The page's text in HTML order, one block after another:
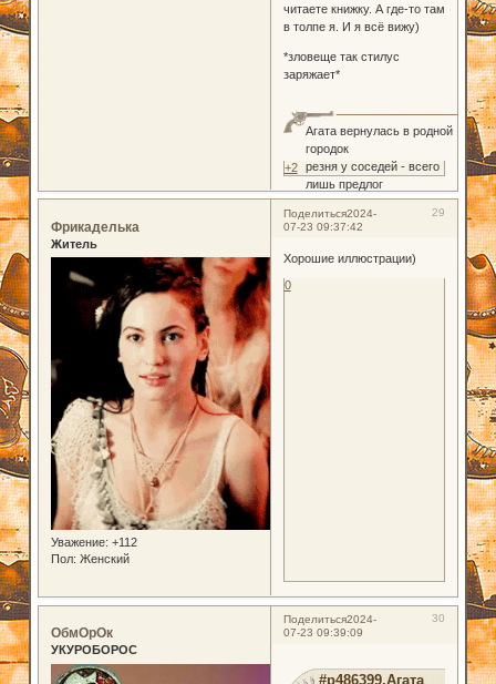
читаете книжку. А где-то там
в толпе я. И я всё вижу)
*зловеще так стилус
заряжает*
Агата вернулась в родной
городок
резня у соседей - всего
лишь предлог
+2
Поделиться 29
2024-
07-23 09:37:42
Фрикаделька
Житель
Уважение: +112
Пол: Женский
Хорошие иллюстрации)
0
Поделиться 30
2024-
07-23 09:39:09
ОбмОрОк
УКУРОБОРОС
#p486399,Агата